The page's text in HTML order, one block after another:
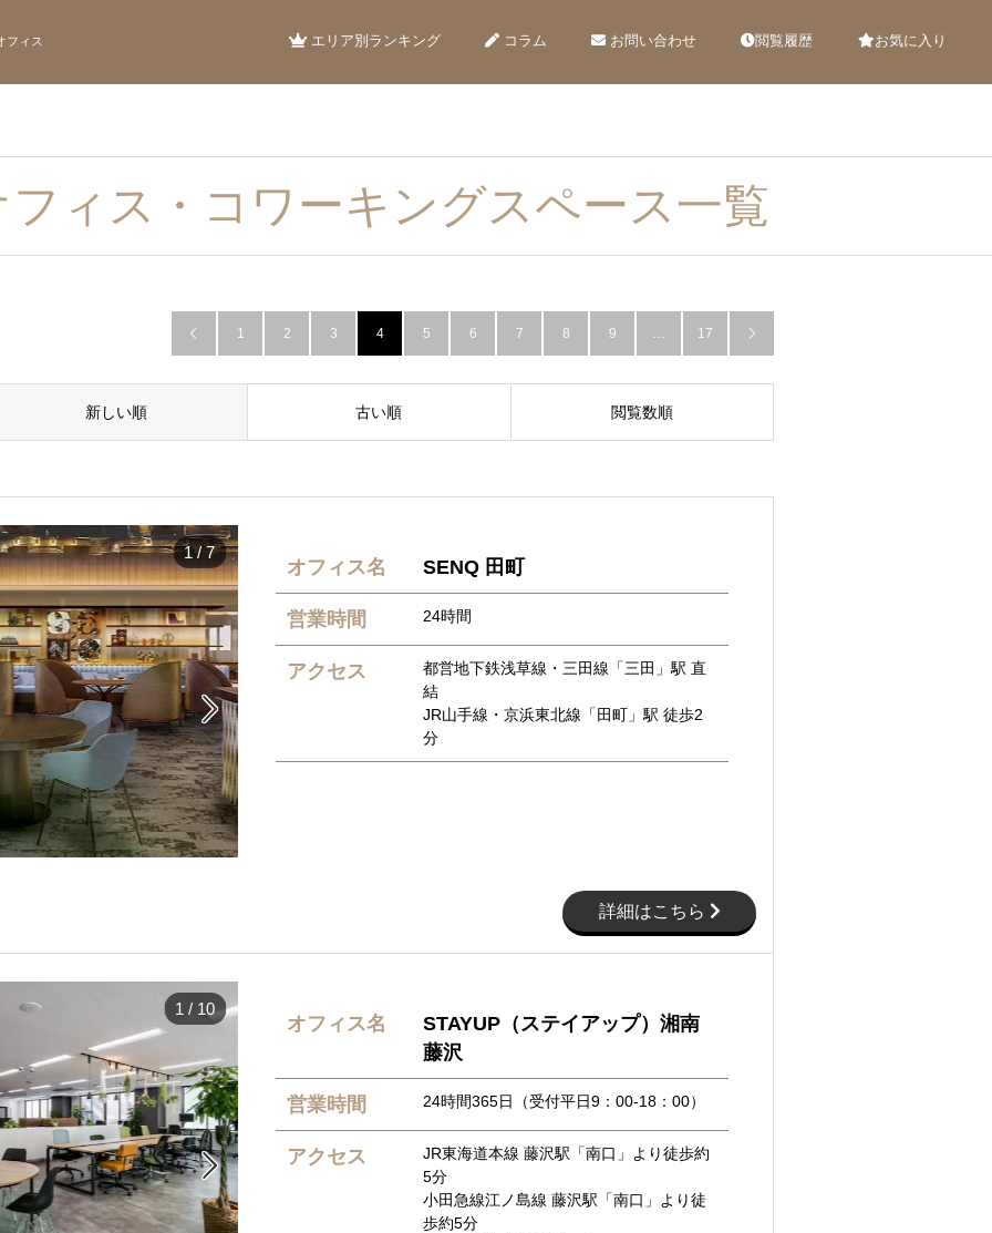
フィス エリア別ランキング コラム お問い合わせ 閲覧履歴 お気に入り
ィス・コワーキングスペース一覧
 1 2 3 4 5 6 7 8 9 … 17 
新しい順 古い順 閲覧数順

1/ 7
オフィス名 SENQ 田町
営業時間 24時間
アクセス
都営地下鉄浅草線・三田線「三田」駅 直
結
JR山手線・京浜東北線「田町」駅 徒歩2
分
詳細はこちら

1 / 10
オフィス名
STAYUP（ステイアップ）湘南
藤沢
営業時間 24時間365日（受付平日9：00-18：00）
アクセス
JR東海道本線 藤沢駅「南口」より徒歩約
5分
小田急線江ノ島線 藤沢駅「南口」より徒
歩約5分